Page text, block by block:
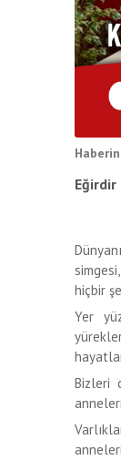
Eğirdir
hiçbir
Yer
Bizleri